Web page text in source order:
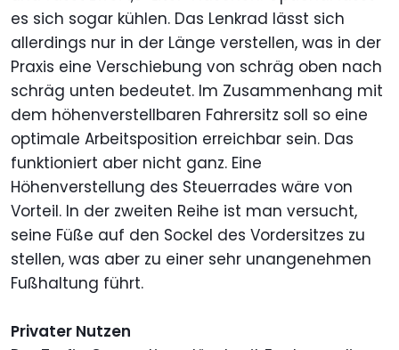
es sich sogar kühlen. Das Lenkrad lässt sich
allerdings nur in der Länge verstellen, was in der
Praxis eine Verschiebung von schräg oben nach
schräg unten bedeutet. Im Zusammenhang mit
dem höhenverstellbaren Fahrersitz soll so eine
optimale Arbeitsposition erreichbar sein. Das
funktioniert aber nicht ganz. Eine
Höhenverstellung des Steuerrades wäre von
Vorteil. In der zweiten Reihe ist man versucht,
seine Füße auf den Sockel des Vordersitzes zu
stellen, was aber zu einer sehr unangenehmen
Fußhaltung führt.
Privater Nutzen